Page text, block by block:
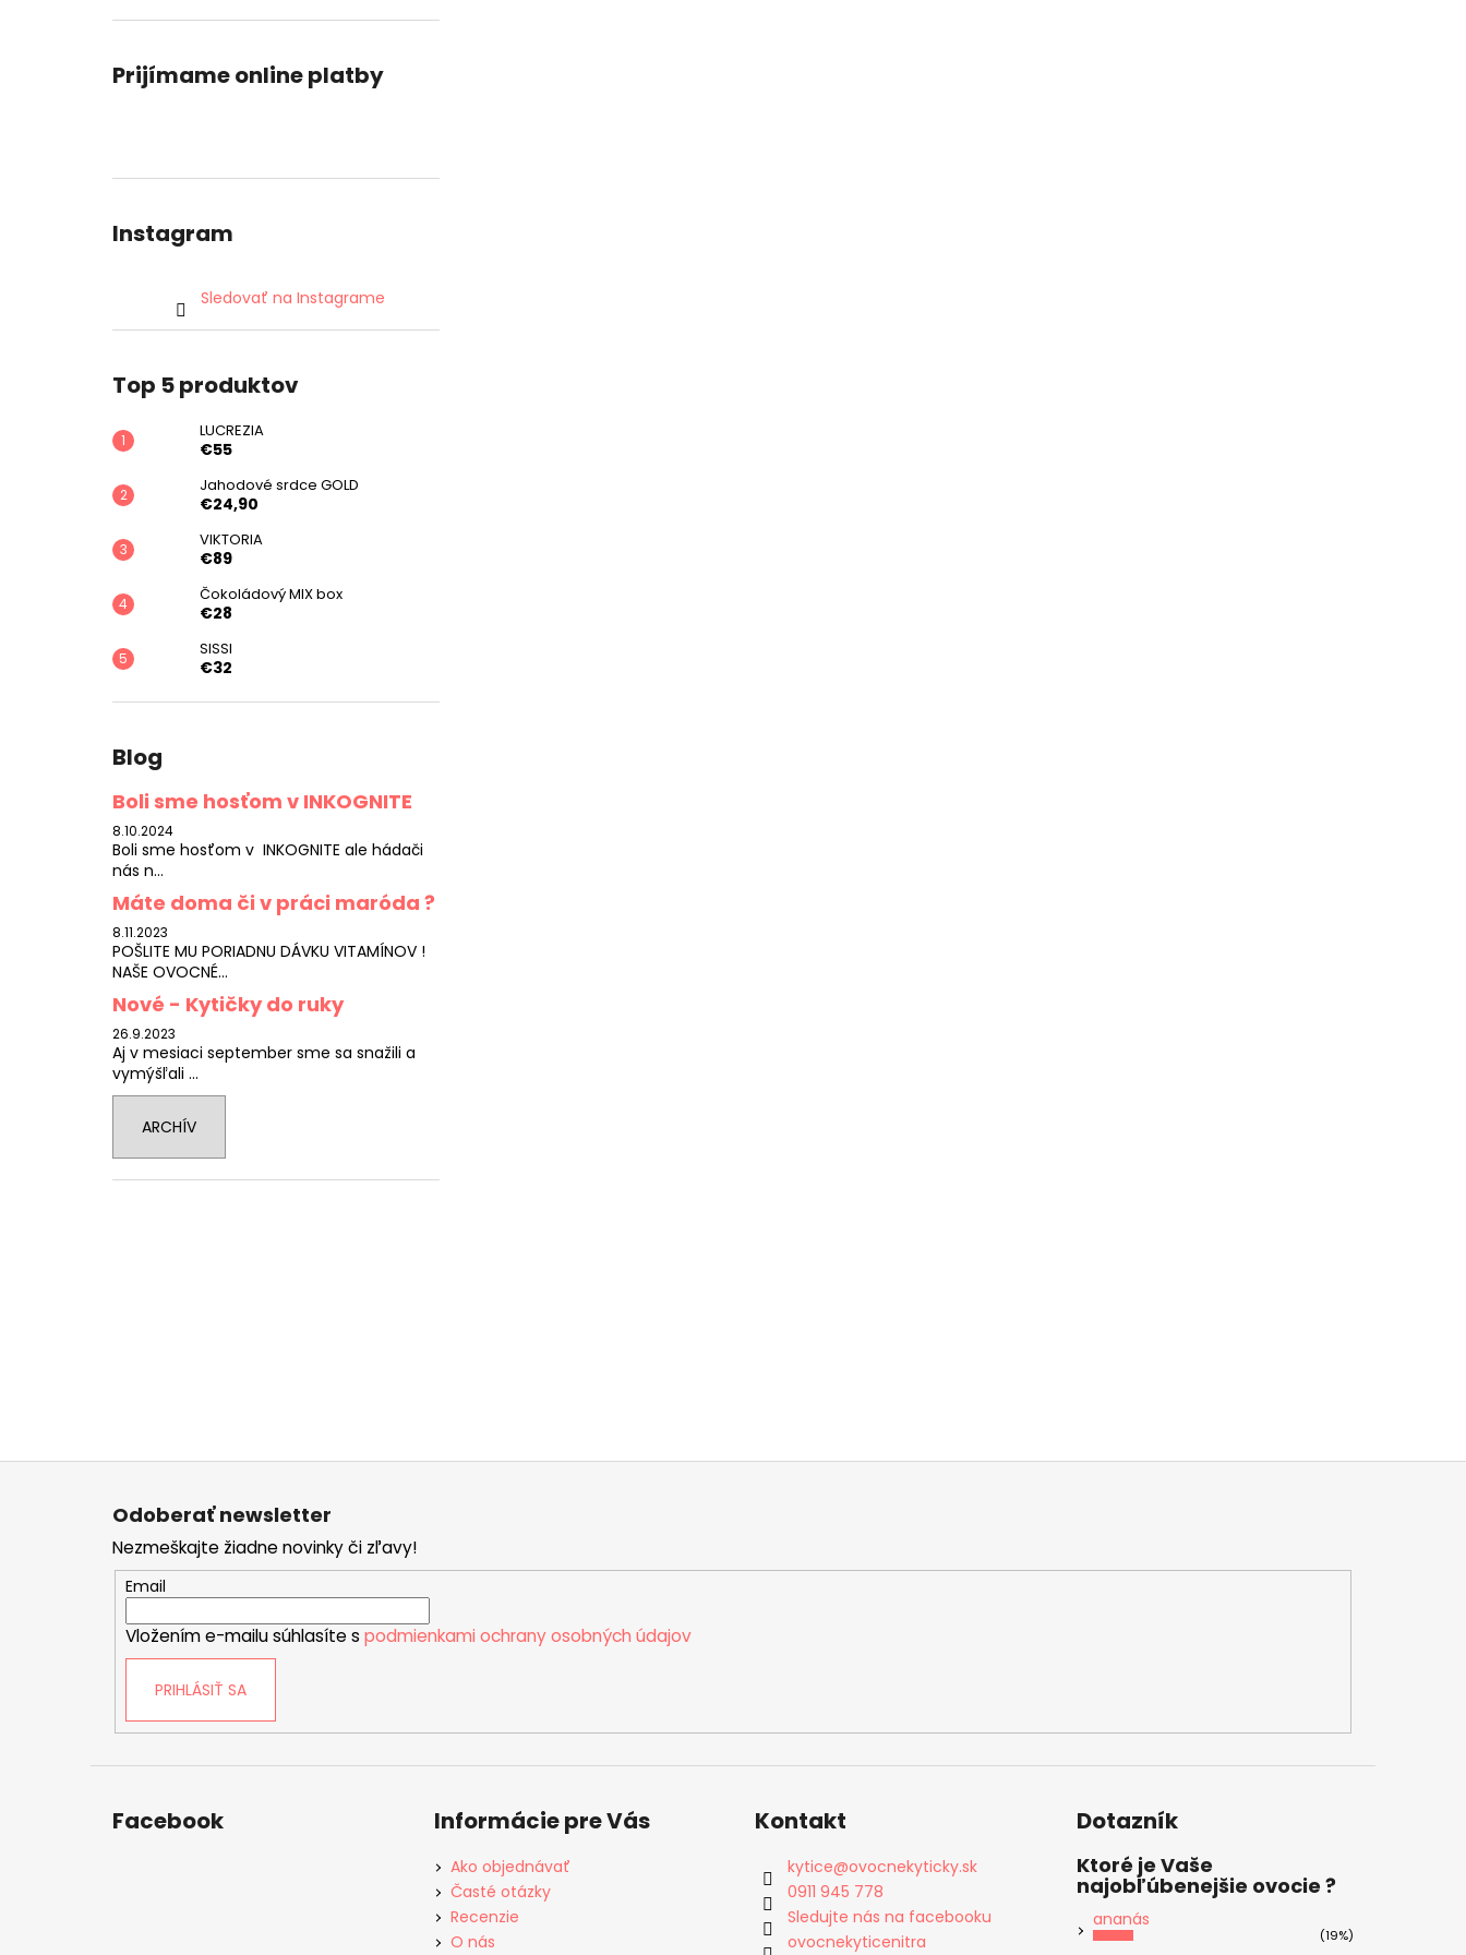
Prijímame online platby
Instagram
Sledovať na Instagrame
Top 5 produktov
LUCREZIA
€55
Jahodové srdce GOLD
€24,90
VIKTORIA
€89
Čokoládový MIX box
€28
SISSI
€32
Blog
Boli sme hosťom v INKOGNITE
8.10.2024
Boli sme hosťom v INKOGNITE ale hádači
nás n...
Máte doma či v práci maróda ?
8.11.2023
POŠLITE MU PORIADNU DÁVKU VITAMÍNOV !
NAŠE OVOCNÉ...
Nové - Kytičky do ruky
26.9.2023
Aj v mesiaci september sme sa snažili a
vymýšľali ...
ARCHÍV
Z
Odoberať newsletter
Nezmeškajte žiadne novinky či zľavy!
Email
Vložením e-mailu súhlasíte s podmienkami ochrany osobných údajov
PRIHLÁSIŤ SA
Facebook Informácie pre Vás
Ako objednávať
Časté otázky
Recenzie
O nás
Kontakt
kytice@ovocnekyticky.sk
0911 945 778
Sledujte nás na facebooku
ovocnekyticenitra
Dotazník
Ktoré je Vaše
najobľúbenejšie ovocie ?
ananás
(19%)